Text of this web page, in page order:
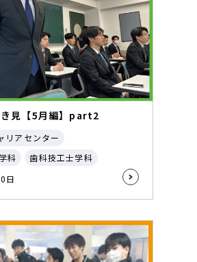
き見【5月編】part2
リアセンター
科
歯科技工士学科
日